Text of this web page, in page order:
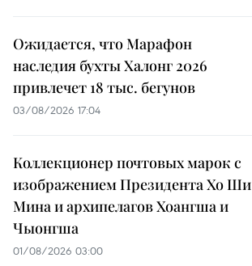
Ожидается, что Марафон
наследия бухты Халонг 2026
привлечет 18 тыс. бегунов
03/08/2026 17:04
Коллекционер почтовых марок с
изображением Президента Хо Ши
Мина и архипелагов Хоангша и
Чыонгша
01/08/2026 03:00